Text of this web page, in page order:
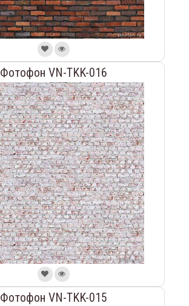
Фотофон VN-TKK-016
Фотофон VN-TKK-015